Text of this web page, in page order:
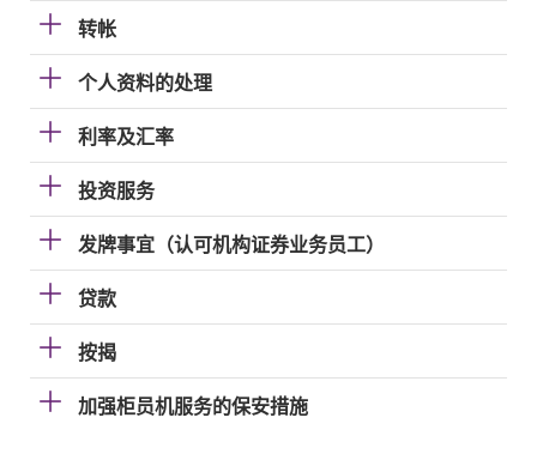
转帐
个人资料的处理
利率及汇率
投资服务
发牌事宜（认可机构证券业务员工）
贷款
按揭
加强柜员机服务的保安措施